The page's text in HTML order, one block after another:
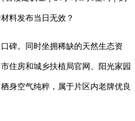
料发布当日无效？
。同时坐拥稀缺的天然生态资
住房和城乡扶植局官网、阳光家园
身空气纯粹，属于片区内老牌优良